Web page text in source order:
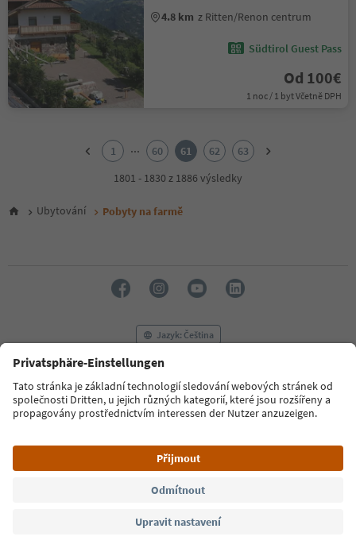
4.8 km z Ritten/Renon centrum
Südtirol Guest Pass
Od 100€
1 noc / 1 byt Včetně DPH
6
16
17
18
19
21
1 ... 60 61 62
63
1801 - 1830 z 1886 výsledky
Ubytování Pobyty na farmě
Jazyk: Čeština
FAQ Kontaktujte nás Tisk
MICE
Zásady ochrany osobních údajů
Podmínky a ujednání
Tiráž
Prohlášení o přístupnosti